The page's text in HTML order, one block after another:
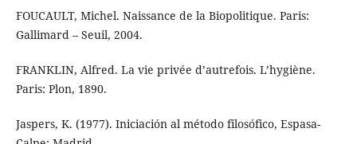
FOUCAULT, Michel. Naissance de la Biopolitique. Paris:
Gallimard – Seuil, 2004.
FRANKLIN, Alfred. La vie privée d’autrefois. L’hygiène.
Paris: Plon, 1890.
Jaspers, K. (1977). Iniciación al método filosófico, Espasa-